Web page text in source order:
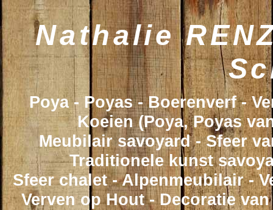
Nathalie
Poya - Poyas - Boerenverf -
Koeien (Poya, Poyas
Meubilair savoyard - Sfeer
Traditionele kunst
Sfeer chalet - Alpenmeubilair -
Verven op Hout - Decoratie